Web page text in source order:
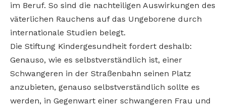
im Beruf. So sind die nachteiligen Auswirkungen des
väterlichen Rauchens auf das Ungeborene durch
internationale Studien belegt.
Die Stiftung Kindergesundheit fordert deshalb:
Genauso, wie es selbstverständlich ist, einer
Schwangeren in der Straßenbahn seinen Platz
anzubieten, genauso selbstverständlich sollte es
werden, in Gegenwart einer schwangeren Frau und